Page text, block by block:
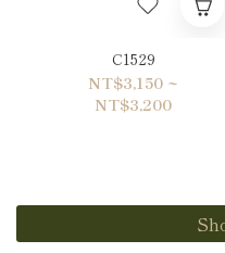
C1529
NT$3,150 ~
NT$3,200